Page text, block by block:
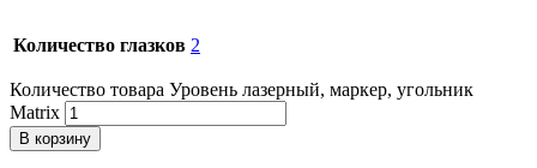
Количество глазков 2
Количество товара Уровень лазерный, маркер, угольник
Matrix
В корзину